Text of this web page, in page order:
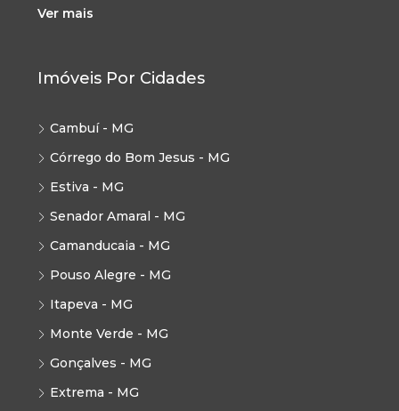
Ver mais
Imóveis Por Cidades
Cambuí - MG
Córrego do Bom Jesus - MG
Estiva - MG
Senador Amaral - MG
Camanducaia - MG
Pouso Alegre - MG
Itapeva - MG
Monte Verde - MG
Gonçalves - MG
Extrema - MG